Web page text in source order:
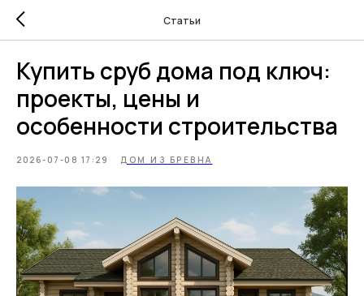
Статьи
Купить сруб дома под ключ:
проекты, цены и
особенности строительства
2026-07-08 17:29 ДОМ ИЗ БРЕВНА